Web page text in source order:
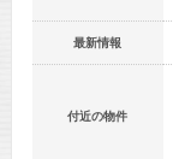
最新情報
付近の物件